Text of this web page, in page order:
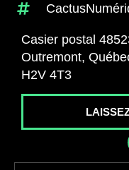
Casier postal
Outremont,
H2V 4T3